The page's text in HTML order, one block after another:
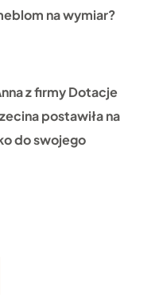
na wymiar?
z firmy Dotacje
postawiła na
do swojego